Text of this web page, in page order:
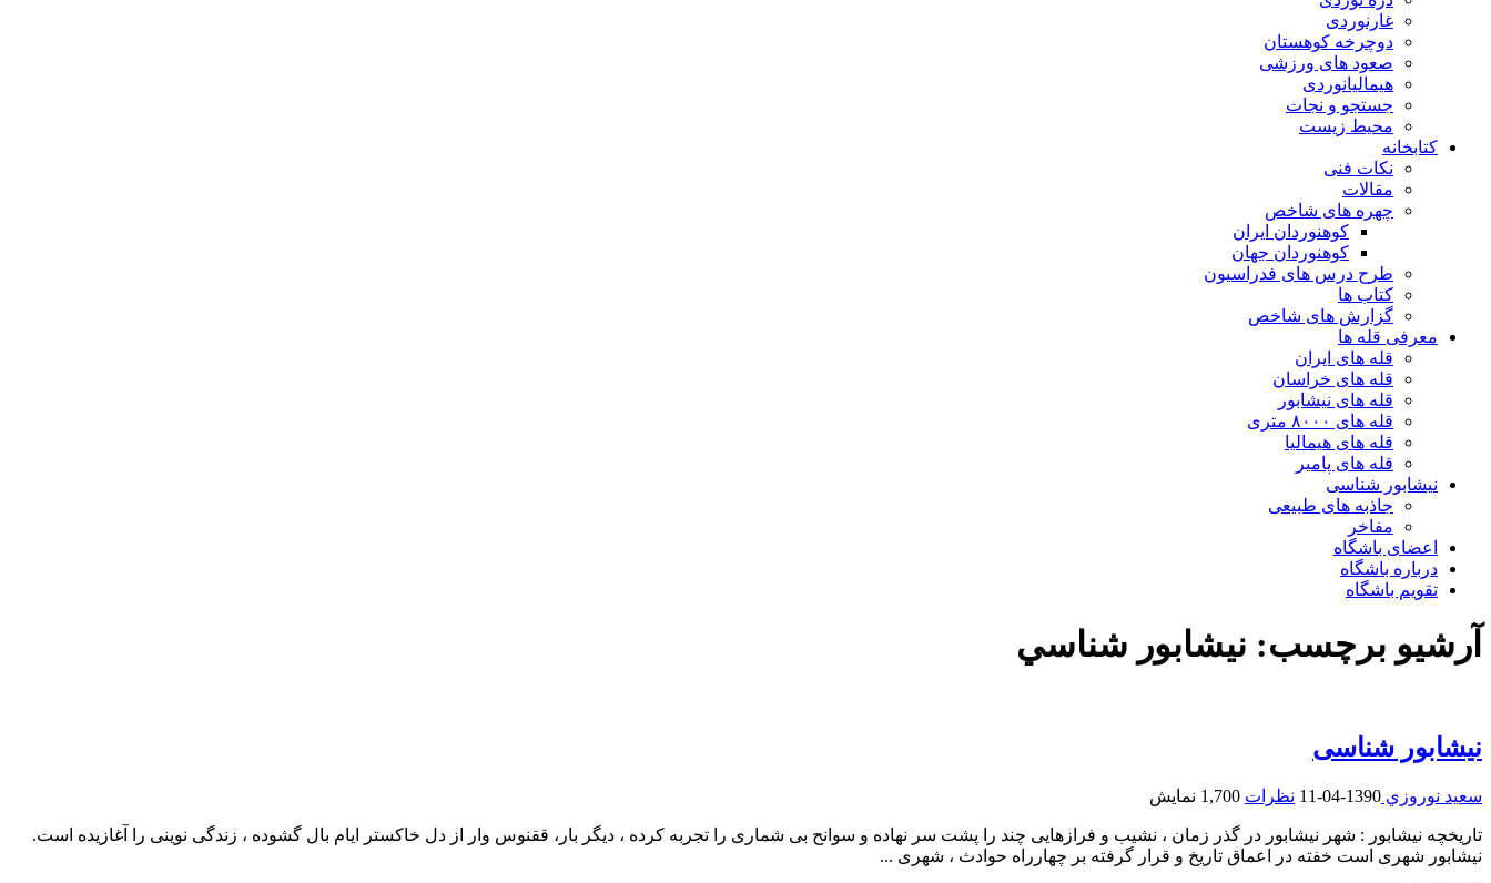
غارنوردی
دوچرخه کوهستان
صعود های ورزشی
هیمالیانوردی
جستجو و نجات
محیط زیست
کتابخانه
نکات فنی
مقالات
چهره های شاخص
کوهنوردان ایران
کوهنوردان جهان
طرح درس های فدراسیون
کتاب ها
گزارش های شاخص
معرفی قله ها
قله های ایران
قله های خراسان
قله های نیشابور
قله های ۸۰۰۰ متری
قله های هیمالیا
قله های پامیر
نیشابور شناسی
جاذبه های طبیعی
مفاخر
اعضای باشگاه
درباره باشگاه
تقویم باشگاه
آرشیو برچسب: نيشابور شناسي
نیشابور شناسی
سعيد نوروزي 1390-04-11 نظرات 1,700 نمایش
تاریخچه نیشابور : شهر نیشابور در گذر زمان ‌‍، نشیب و فرازهایی چند را پشت سر نهاده و سوانح بی شماری را تجربه کرده ، دیگر بار، ققنوس وار از دل خاکستر ایام بال گشوده ، زندگی نوینی را آغازیده است.
نیشابور شهری است خفته در اعماق تاریخ و قرار گرفته بر چهارراه حوادث ، شهری ...